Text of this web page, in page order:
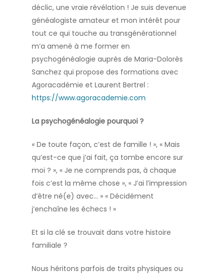
déclic, une vraie révélation ! Je suis devenue
généalogiste amateur et mon intérêt pour
tout ce qui touche au transgénérationnel
m’a amené à me former en
psychogénéalogie auprès de Maria-Dolorès
Sanchez qui propose des formations avec
Agoracadémie et Laurent Bertrel :
https://www.agoracademie.com
La psychogénéalogie pourquoi ?
« De toute façon, c’est de famille ! », « Mais
qu’est-ce que j’ai fait, ça tombe encore sur
moi ? », « Je ne comprends pas, à chaque
fois c’est la même chose », « J’ai l’impression
d’être né(e) avec… » « Décidément
j’enchaîne les échecs ! »
Et si la clé se trouvait dans votre histoire
familiale ?
Nous héritons parfois de traits physiques ou